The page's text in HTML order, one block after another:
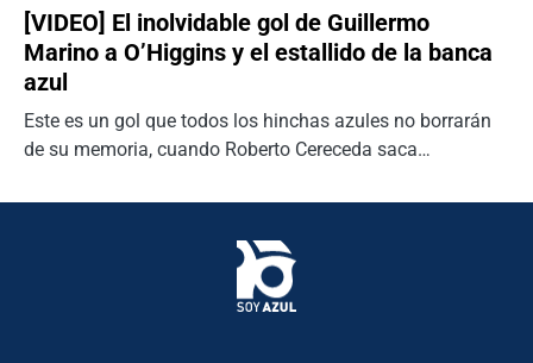
[VIDEO] El inolvidable gol de Guillermo
Marino a O’Higgins y el estallido de la banca
azul
Este es un gol que todos los hinchas azules no borrarán
de su memoria, cuando Roberto Cereceda saca…